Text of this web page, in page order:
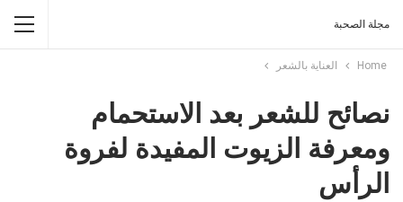
مجلة الصحبة
Home العناية بالشعر
نصائح للشعر بعد الاستحمام
ومعرفة الزيوت المفيدة لفروة
الرأس